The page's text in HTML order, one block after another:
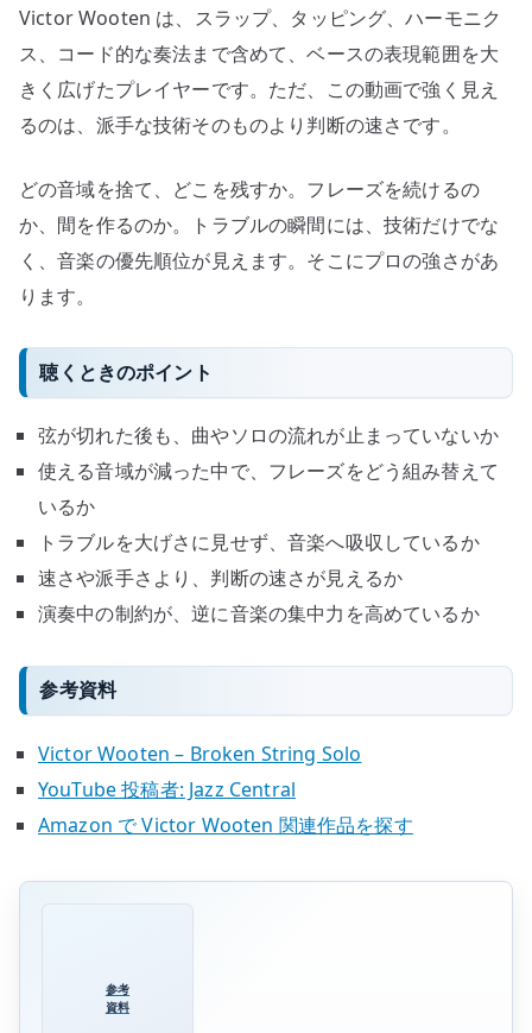
Victor Wooten は、スラップ、タッピング、ハーモニク
ス、コード的な奏法まで含めて、ベースの表現範囲を大
きく広げたプレイヤーです。ただ、この動画で強く見え
るのは、派手な技術そのものより判断の速さです。
どの音域を捨て、どこを残すか。フレーズを続けるの
か、間を作るのか。トラブルの瞬間には、技術だけでな
く、音楽の優先順位が見えます。そこにプロの強さがあ
ります。
聴くときのポイント
弦が切れた後も、曲やソロの流れが止まっていないか
使える音域が減った中で、フレーズをどう組み替えて
いるか
トラブルを大げさに見せず、音楽へ吸収しているか
速さや派手さより、判断の速さが見えるか
演奏中の制約が、逆に音楽の集中力を高めているか
参考資料
Victor Wooten – Broken String Solo
YouTube 投稿者: Jazz Central
Amazon で Victor Wooten 関連作品を探す
参考
資料